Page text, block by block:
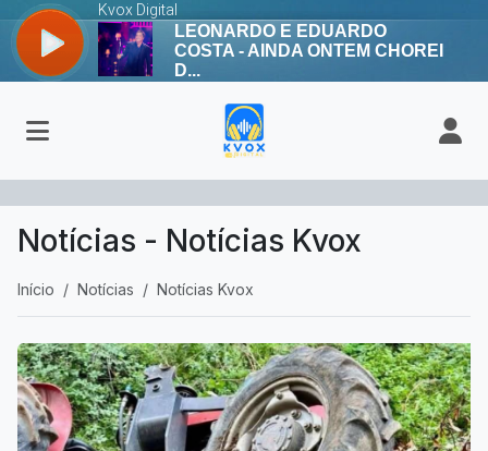
Notícias - Notícias Kvox
Início Notícias Notícias Kvox